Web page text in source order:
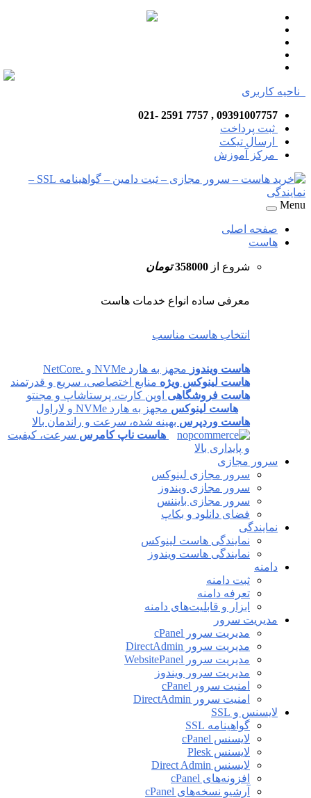
ناحیه کاربری
09391007757 , 7757 2591 -021
ثبت پرداخت
ارسال تیکت
مرکز آموزش
Menu
صفحه اصلی
هاست
شروع از 358000 تومان
معرفی ساده انواع خدمات هاست
انتخاب هاست مناسب
هاست ویندوز مجهز به هارد NVMe و .NetCore
هاست لینوکس ویژه منابع اختصاصی، سریع و قدرتمند
هاست فروشگاهی اوپن کارت، پرستاشاپ و مجنتو
هاست لینوکس مجهز به هارد NVMe و لاراول
هاست وردپرس بهینه شده، سرعت و راندمان بالا
هاست ناپ کامرس سرعت، کیفیت
و پایداری بالا
سرور مجازی
سرور مجازی لینوکس
سرور مجازی ویندوز
سرور مجازی بایننس
فضای دانلود و بکاپ
نمایندگی
نمایندگی هاست لینوکس
نمایندگی هاست ویندوز
دامنه
ثبت دامنه
تعرفه دامنه
ابزار و قابلیت‌های دامنه
مدیریت سرور
مدیریت سرور cPanel
مدیریت سرور DirectAdmin
مدیریت سرور WebsitePanel
مدیریت سرور ویندوز
امنیت سرور cPanel
امنیت سرور DirectAdmin
لایسنس و SSL
گواهینامه SSL
لایسنس cPanel
لایسنس Plesk
لایسنس Direct Admin
افزونه‌های cPanel
آرشیو نسخه‌های cPanel